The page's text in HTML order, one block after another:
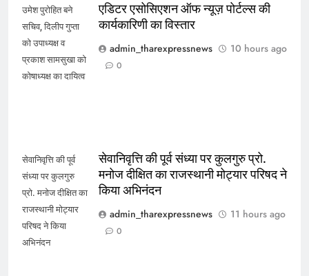
उमेश पुरोहित बने
सचिव, दिलीप गुप्ता
को उपाध्यक्ष व
प्रकाश सामसुखा को
कोषाध्यक्ष का दायित्व
एडिटर एसोसिएशन ऑफ न्यूज़ पोर्टल्स की
कार्यकारिणी का विस्तार
admin_tharexpressnews
10 hours ago
0
सेवानिवृत्ति की पूर्व
संध्या पर कुलगुरु
प्रो. मनोज दीक्षित का
राजस्थानी मोट्यार
परिषद ने किया
अभिनंदन
सेवानिवृत्ति की पूर्व संध्या पर कुलगुरु प्रो.
मनोज दीक्षित का राजस्थानी मोट्यार परिषद ने
किया अभिनंदन
admin_tharexpressnews
11 hours ago
0